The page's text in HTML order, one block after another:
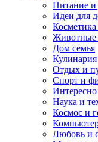
Питание и
Идеи для
Животные
Дом семья
Отдых и
Спорт и
Наука и
Космос и
Любовь и